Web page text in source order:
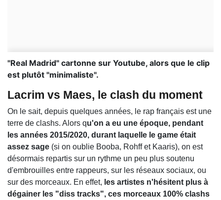
"Real Madrid" cartonne sur Youtube, alors que le clip
est plutôt "minimaliste".
Lacrim vs Maes, le clash du moment
On le sait, depuis quelques années, le rap français est une
terre de clashs. Alors qu'on a eu une époque, pendant
les années 2015/2020, durant laquelle le game était
assez sage (si on oublie Booba, Rohff et Kaaris), on est
désormais repartis sur un rythme un peu plus soutenu
d'embrouilles entre rappeurs, sur les réseaux sociaux, ou
sur des morceaux. En effet, les artistes n'hésitent plus à
dégainer les "diss tracks", ces morceaux 100% clashs